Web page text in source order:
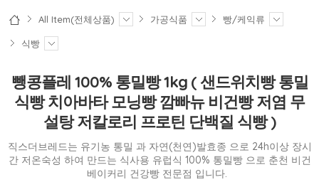
All Item(전체상품) 가공식품 빵/케익류
식빵
뺑콩플레 100% 통밀빵 1kg ( 샌드위치빵 통밀
식빵 치아바타 모닝빵 깜빠뉴 비건빵 저염 무
설탕 저칼로리 프로틴 단백질 식빵 )
직스더브레드는 유기농 통밀 과 자연(천연)발효종 으로 24h이상 장시
간 저온숙성 하여 만드는 식사용 유럽식 100% 통밀빵 으로 춘천 비건
베이커리 건강빵 전문점 입니다.